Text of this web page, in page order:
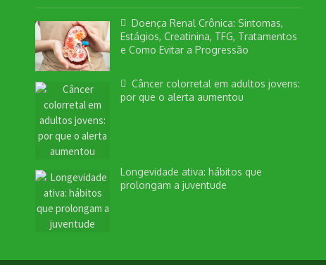
Doença Renal Crônica: Sintomas,
Estágios, Creatinina, TFG, Tratamentos
e Como Evitar a Progressão
Câncer colorretal em adultos jovens:
por que o alerta aumentou
Longevidade ativa: hábitos que
prolongam a juventude